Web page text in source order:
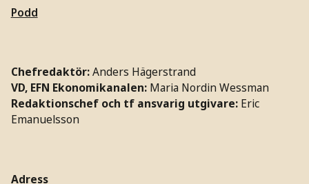
Podd
Chefredaktör:Anders Hägerstrand
VD, EFN Ekonomikanalen: Maria Nordin Wessman
Redaktionschef och tf ansvarig utgivare: Eric
Emanuelsson
Adress